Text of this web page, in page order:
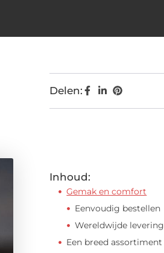
Delen:
Inhoud:
Gemak en comfort
Eenvoudig bestellen
Wereldwijde levering
Een breed assortiment